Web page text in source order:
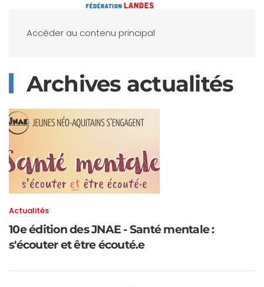
Accéder au contenu principal
Archives actualités
Actualités
10e édition des JNAE - Santé mentale :
s'écouter et être écouté.e